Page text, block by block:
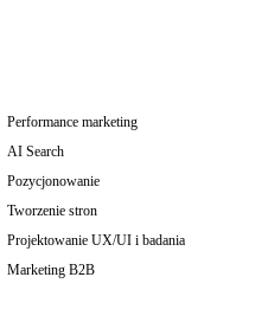
Performance marketing
AI Search
Pozycjonowanie
Tworzenie stron
Projektowanie UX/UI i badania
Marketing B2B